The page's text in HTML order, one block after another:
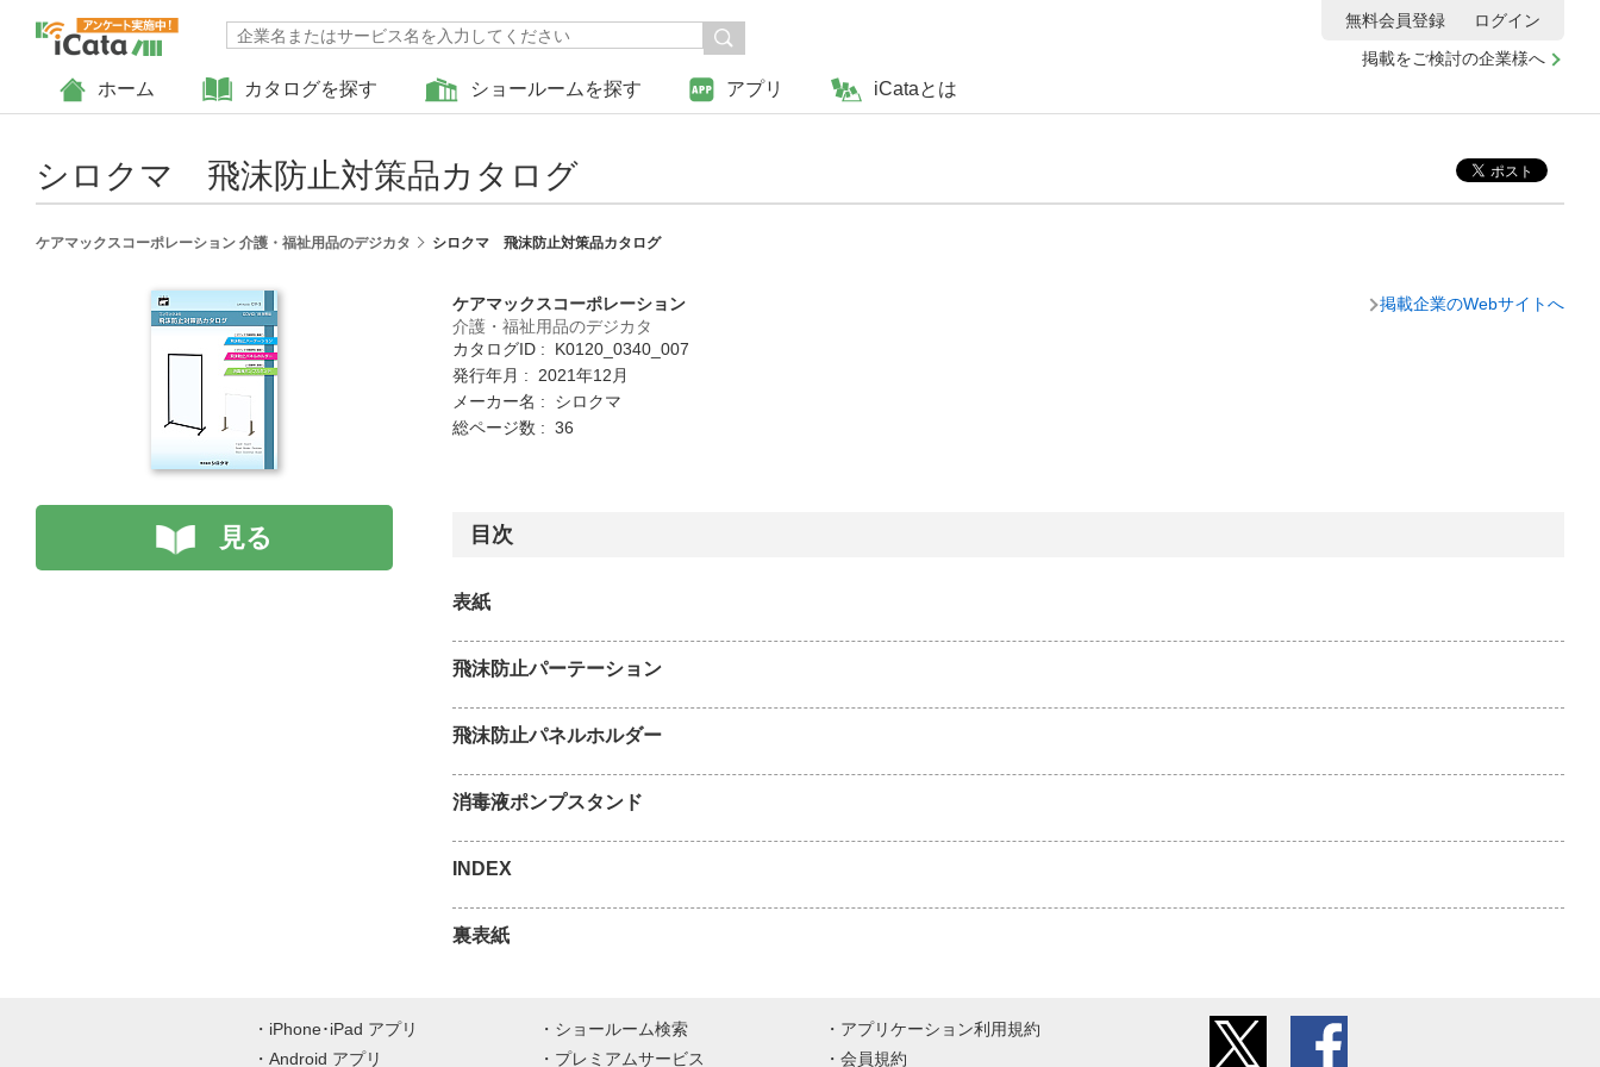
ホーム カタログを探す ショールームを探す アプリ iCataとは
掲載をご検討の企業様へ
無料会員登録 ログイン
シロクマ 飛沫防止対策品カタログ
ケアマックスコーポレーション 介護・福祉用品のデジカタ シロクマ 飛沫防止対策品カタログ
見る
ケアマックスコーポレーション
介護・福祉用品のデジカタ
カタログID : K0120_0340_007
発行年月 : 2021年12月
メーカー名 : シロクマ
総ページ数 : 36
掲載企業のWebサイトへ
目次
表紙
飛沫防止パーテーション
飛沫防止パネルホルダー
消毒液ポンプスタンド
INDEX
裏表紙
iPhone･iPad アプリ
Android アプリ
ショールーム検索
プレミアムサービス
アプリケーション利用規約
会員規約